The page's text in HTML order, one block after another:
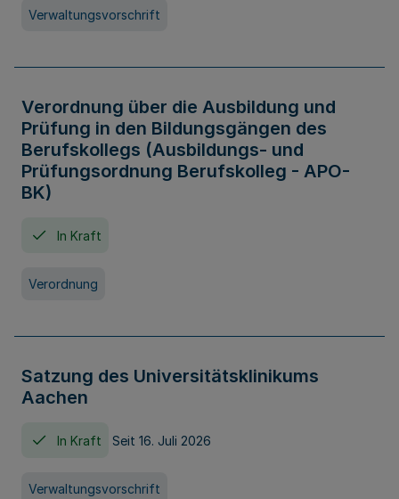
Verwaltungsvorschrift
Verordnung über die Ausbildung und
Prüfung in den Bildungsgängen des
Berufskollegs (Ausbildungs- und
Prüfungsordnung Berufskolleg - APO-
BK)
In Kraft
Verordnung
Satzung des Universitätsklinikums
Aachen
In Kraft Seit 16. Juli 2026
Verwaltungsvorschrift